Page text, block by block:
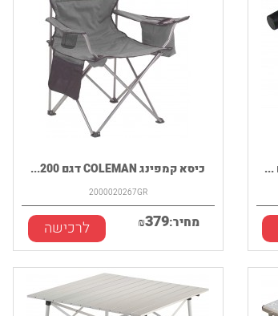
כיסא קמפינג COLEMAN דגם 200...
2000020267GR
מחיר: ₪379 לרכישה